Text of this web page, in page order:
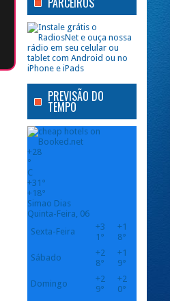
PREVISÃO DO
TEMPO
+28
°
C
+31°
+18°
Simao Dias
Quinta-Feira, 06
Sexta-Feira
+3
1°
+1
8°
Sábado
+2
8°
+1
9°
Domingo
+2
9°
+2
0°